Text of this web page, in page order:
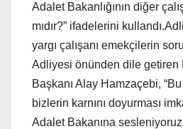
Adalet Bakanlığının diğer
mıdır?” ifadelerini
yargı çalışanı emekçilerin
Adliyesi önünden dile getiren
Başkanı Alay Hamzaçebi,
bizlerin karnını doyurması
Adalet Bakanına